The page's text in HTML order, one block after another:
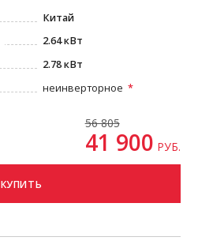
Китай
2.64 кВт
2.78 кВт
неинверторное
56 805
41 900 РУБ.
КУПИТЬ